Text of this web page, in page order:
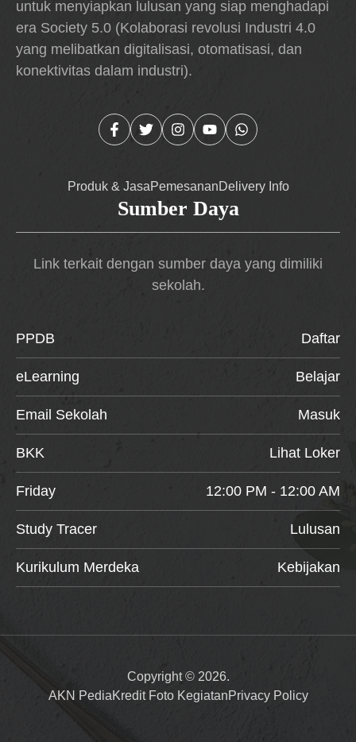
untuk menyiapkan lulusan yang siap menghadapi
era Society 5.0 (Kolaborasi revolusi Industri 4.0
yang melibatkan digitalisasi, otomatisasi, dan
konektivitas dalam industri).
Produk & JasaPemesananDelivery Info
Sumber Daya
Link terkait dengan sumber daya yang dimiliki
sekolah.
PPDB Daftar
eLearning Belajar
Email Sekolah Masuk
BKK Lihat Loker
Friday 12:00 PM - 12:00 AM
Study Tracer Lulusan
Kurikulum Merdeka Kebijakan
Copyright © 2026.
AKN PediaKredit Foto KegiatanPrivacy Policy